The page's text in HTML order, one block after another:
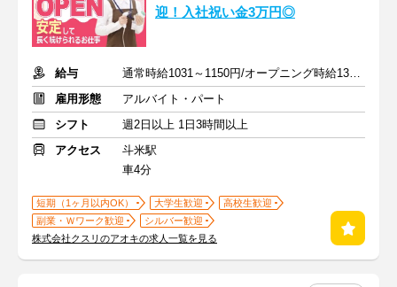
迎！入社祝い金3万円◎
給与
通常時給1031～1150円/オープニング時給1300～1400円
雇用形態
アルバイト・パート
シフト
週2日以上 1日3時間以上
アクセス
斗米駅
車4分
短期（1ヶ月以内OK） 大学生歓迎
高校生歓迎
副業・Ｗワーク歓迎
シルバー歓迎
株式会社クスリのアオキの求人一覧を見る